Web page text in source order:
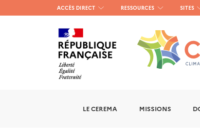
Menu
haut
gauche
ACCÈS DIRECT RESSOURCES SITES
LE CEREMA MISSIONS